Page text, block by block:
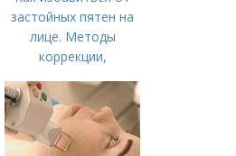
застойных пятен на
лице. Методы
коррекции,
акне и удаления
рубцов и шрамов
постакне